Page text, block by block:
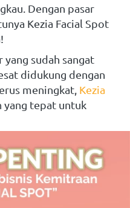
Dengan pasar
Kezia Facial Spot
sudah sangat
didukung dengan
meningkat, Kezia
yang tepat untuk